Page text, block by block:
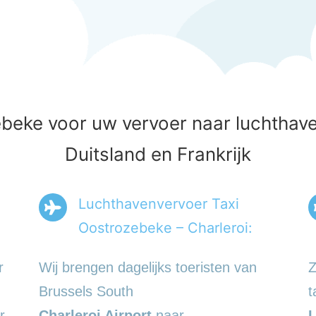
voor uw vervoer naar
Duitsland en Frankrijk
Luchthavenvervoer Taxi
Oostrozebeke – Charleroi:
Wij brengen dagelijks toeristen van
Brussels South